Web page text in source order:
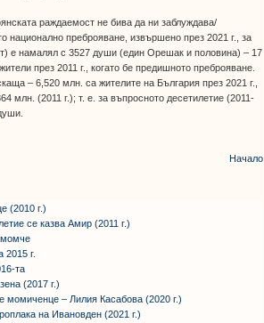
раждаемост не бива да ни заблуждава/
национално преброяване, извършено през 2021 г., за
е намалял с 3527 души (един Орешак и половина) – 17
през 2011 г., когато бе предишното преброяване.
– 6,520 млн. са жителите на България през 2021 г.,
млн. (2011 г.); т. е. за въпросното десетилетие (2011-
Начало
(2010 г.)
се казва Амир (2011 г.)
момче
2015 г.
та
(2017 г.)
момиченце – Лилия Касабова (2020 г.)
на Ивановден (2021 г.)